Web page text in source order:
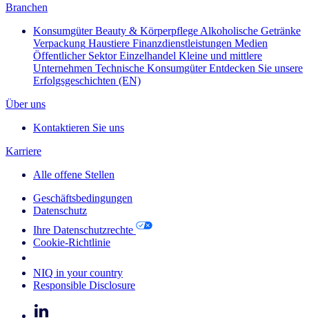
Branchen
Konsumgüter Beauty & Körperpflege Alkoholische Getränke
Verpackung Haustiere Finanzdienstleistungen Medien
Öffentlicher Sektor Einzelhandel Kleine und mittlere
Unternehmen Technische Konsumgüter Entdecken Sie unsere
Erfolgsgeschichten (EN)
Über uns
Kontaktieren Sie uns
Karriere
Alle offene Stellen
Geschäftsbedingungen
Datenschutz
Ihre Datenschutzrechte
Cookie-Richtlinie
NIQ in your country
Responsible Disclosure